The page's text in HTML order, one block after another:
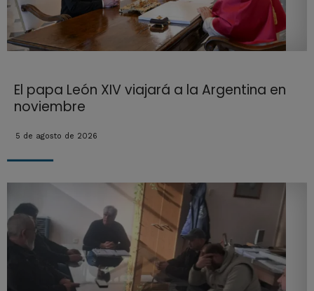
El papa León XIV viajará a la Argentina en
noviembre
5 de agosto de 2026